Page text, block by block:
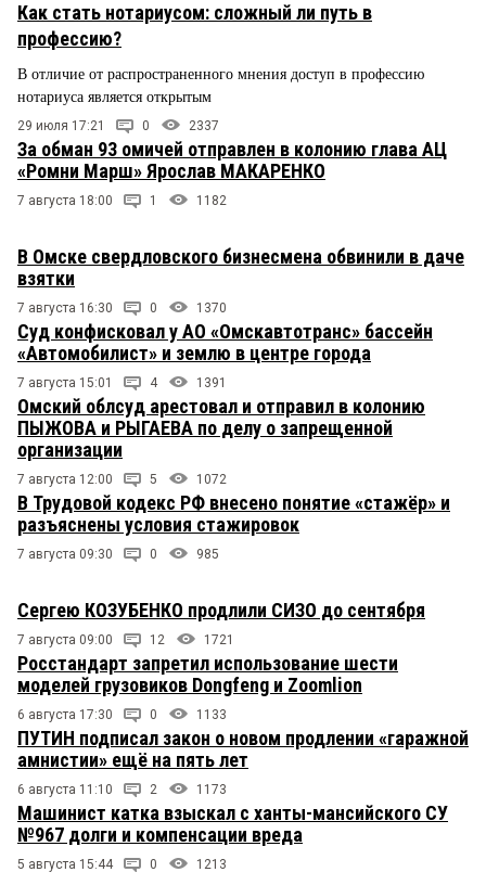
Как стать нотариусом: сложный ли путь в
профессию?
В отличие от распространенного мнения доступ в профессию
нотариуса является открытым
29 июля 17:21 0 2337
За обман 93 омичей отправлен в колонию глава АЦ
«Ромни Марш» Ярослав МАКАРЕНКО
7 августа 18:00 1 1182
В Омске свердловского бизнесмена обвинили в даче
взятки
7 августа 16:30 0 1370
Суд конфисковал у АО «Омскавтотранс» бассейн
«Автомобилист» и землю в центре города
7 августа 15:01 4 1391
Омский облсуд арестовал и отправил в колонию
ПЫЖОВА и РЫГАЕВА по делу о запрещенной
организации
7 августа 12:00 5 1072
В Трудовой кодекс РФ внесено понятие «стажёр» и
разъяснены условия стажировок
7 августа 09:30 0 985
Сергею КОЗУБЕНКО продлили СИЗО до сентября
7 августа 09:00 12 1721
Росстандарт запретил использование шести
моделей грузовиков Dongfeng и Zoomlion
6 августа 17:30 0 1133
ПУТИН подписал закон о новом продлении «гаражной
амнистии» ещё на пять лет
6 августа 11:10 2 1173
Машинист катка взыскал с ханты-мансийского СУ
№967 долги и компенсации вреда
5 августа 15:44 0 1213